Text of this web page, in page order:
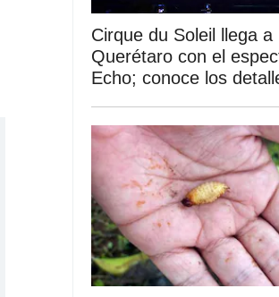
Cirque du Soleil llega a
Querétaro con el
Echo; conoce los